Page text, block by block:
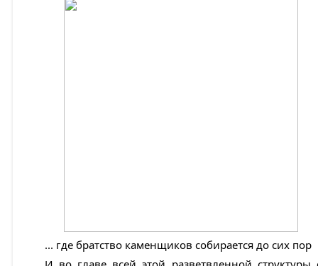
... где братство каменщиков собирается до сих пор